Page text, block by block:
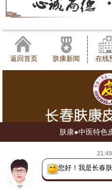
返回首页 肤康新闻 在线
地址：长春市朝阳区
吉ICP备16002784号 吉
(长朝)(中)医广【
肤康●中医特色
您好！我是长春肤